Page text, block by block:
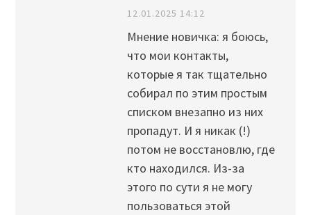
12.01.2025 14:12
Мнение новичка: я боюсь,
что мои контакты,
которые я так тщательно
собирал по этим простым
списком внезапно из них
пропадут. И я никак (!)
потом не восстановлю, где
кто находился. Из-за
этого по сути я не могу
пользоваться этой